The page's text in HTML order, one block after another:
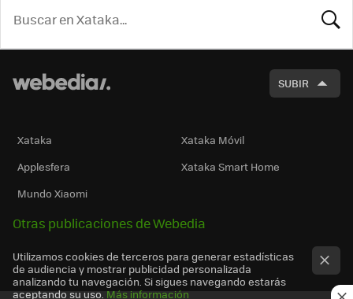
SUBIR
Xataka
Xataka Móvil
Applesfera
Xataka Smart Home
Mundo Xiaomi
Otras publicaciones de Webedia
Utilizamos cookies de terceros para generar estadísticas
de audiencia y mostrar publicidad personalizada
analizando tu navegación. Si sigues navegando estarás
aceptando su uso. Más información